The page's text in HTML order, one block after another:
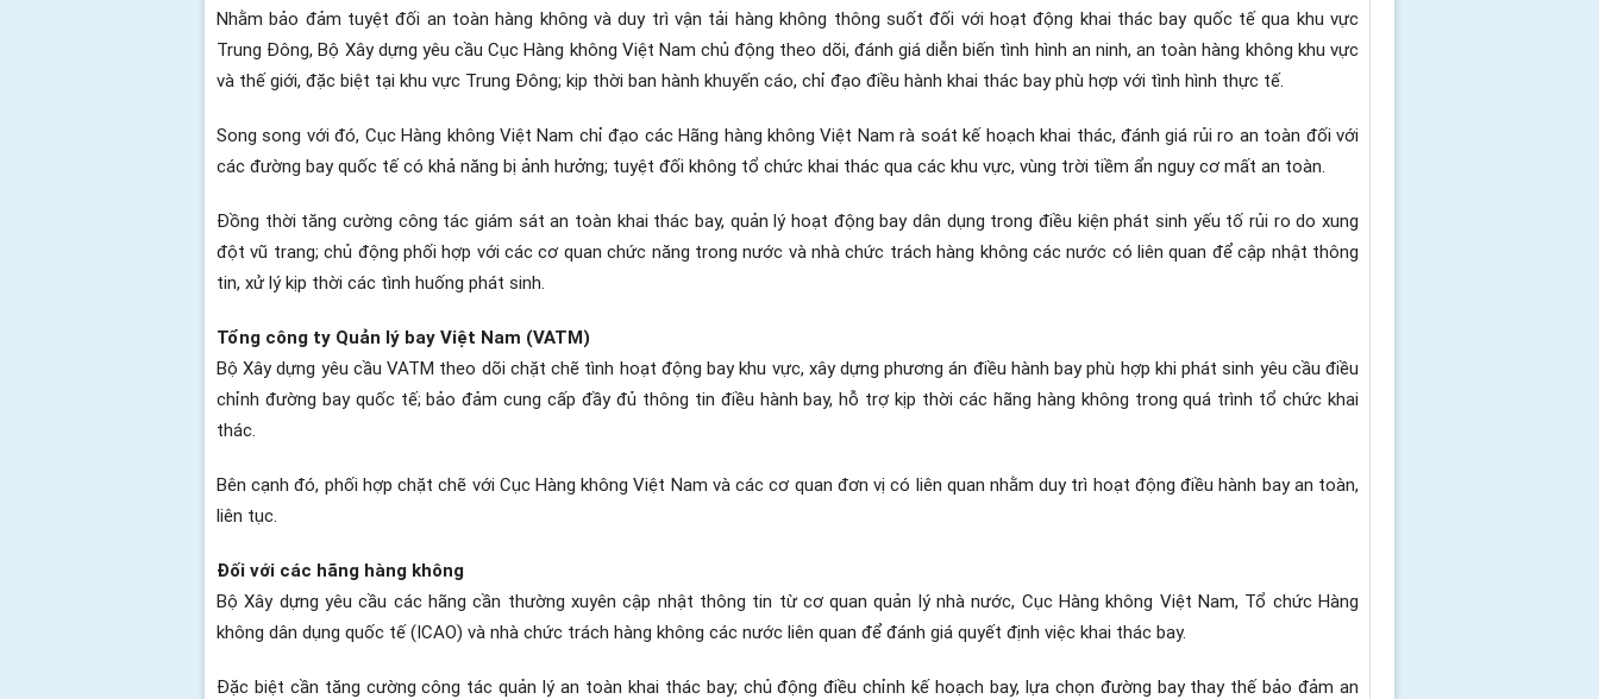
Nhằm bảo đảm tuyệt đối an toàn hàng không và duy trì vận tải hàng không thông suốt đối với hoạt động khai thác bay quốc tế qua khu vực
Trung Đông, Bộ Xây dựng yêu cầu Cục Hàng không Việt Nam chủ động theo dõi, đánh giá diễn biến tình hình an ninh, an toàn hàng không khu vực
và thế giới, đặc biệt tại khu vực Trung Đông; kịp thời ban hành khuyến cáo, chỉ đạo điều hành khai thác bay phù hợp với tình hình thực tế.
Song song với đó, Cục Hàng không Việt Nam chỉ đạo các Hãng hàng không Việt Nam rà soát kế hoạch khai thác, đánh giá rủi ro an toàn đối với
các đường bay quốc tế có khả năng bị ảnh hưởng; tuyệt đối không tổ chức khai thác qua các khu vực, vùng trời tiềm ẩn nguy cơ mất an toàn.
Đồng thời tăng cường công tác giám sát an toàn khai thác bay, quản lý hoạt động bay dân dụng trong điều kiện phát sinh yếu tố rủi ro do xung
đột vũ trang; chủ động phối hợp với các cơ quan chức năng trong nước và nhà chức trách hàng không các nước có liên quan để cập nhật thông
tin, xử lý kịp thời các tình huống phát sinh.
Tổng công ty Quản lý bay Việt Nam (VATM)
Bộ Xây dựng yêu cầu VATM theo dõi chặt chẽ tình hoạt động bay khu vực, xây dựng phương án điều hành bay phù hợp khi phát sinh yêu cầu điều
chỉnh đường bay quốc tế; bảo đảm cung cấp đầy đủ thông tin điều hành bay, hỗ trợ kịp thời các hãng hàng không trong quá trình tổ chức khai
thác.
Bên cạnh đó, phối hợp chặt chẽ với Cục Hàng không Việt Nam và các cơ quan đơn vị có liên quan nhằm duy trì hoạt động điều hành bay an toàn,
liên tục.
Đối với các hãng hàng không
Bộ Xây dựng yêu cầu các hãng cần thường xuyên cập nhật thông tin từ cơ quan quản lý nhà nước, Cục Hàng không Việt Nam, Tổ chức Hàng
không dân dụng quốc tế (ICAO) và nhà chức trách hàng không các nước liên quan để đánh giá quyết định việc khai thác bay.
Đặc biệt cần tăng cường công tác quản lý an toàn khai thác bay; chủ động điều chỉnh kế hoạch bay, lựa chọn đường bay thay thế bảo đảm an